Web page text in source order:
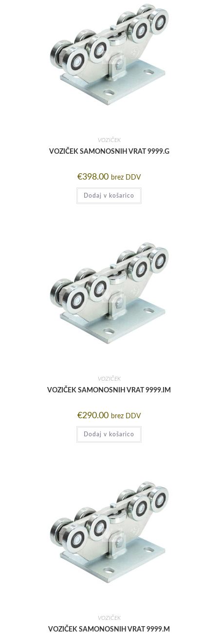
VOZIČEK
VOZIČEK SAMONOSNIH VRAT 9999.G
€398.00 brez DDV
Dodaj v košarico
VOZIČEK
VOZIČEK SAMONOSNIH VRAT 9999.IM
€290.00 brez DDV
Dodaj v košarico
VOZIČEK
VOZIČEK SAMONOSNIH VRAT 9999.M